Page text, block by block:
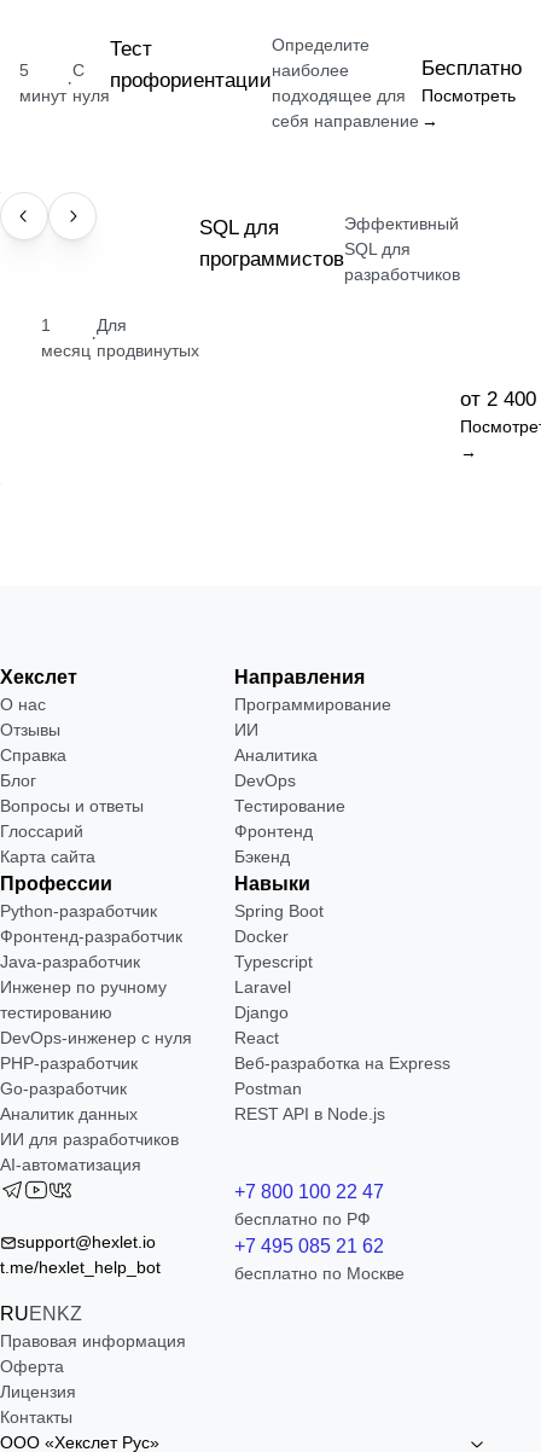
5
минут
·
С
нуля
Тест
профориентации
Определите
наиболее
подходящее для
себя направление
Бесплатно
Посмотреть
→
НАВЫК
1
месяц
·
Для
продвинутых
SQL для
программистов
Эффективный
SQL для
разработчиков
от 2
→
Хекслет
О нас
Отзывы
Справка
Блог
Вопросы и ответы
Глоссарий
Карта сайта
Направления
Программирование
ИИ
Аналитика
DevOps
Тестирование
Фронтенд
Бэкенд
Профессии
Python-разработчик
Фронтенд-разработчик
Java-разработчик
Инженер по ручному
тестированию
DevOps-инженер с нуля
РНР-разработчик
Go-разработчик
Аналитик данных
ИИ для разработчиков
AI-автоматизация
Навыки
Spring Boot
Docker
Typescript
Laravel
Django
React
Веб-разработка на Express
Postman
REST API в Node.js
support@hexlet.io
t.me/hexlet_help_bot
RUEN KZ
+7 800 100 22 47
бесплатно по РФ
+7 495 085 21 62
бесплатно по Москве
Правовая информация
Оферта
Лицензия
Контакты
ООО «Хекслет Рус»